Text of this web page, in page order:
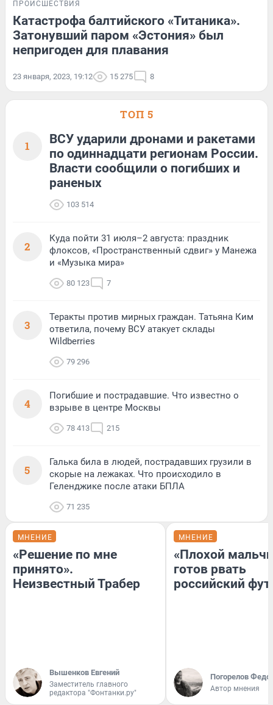
ПРОИСШЕСТВИЯ
Катастрофа балтийского «Титаника».
Затонувший паром «Эстония» был
непригоден для плавания
23 января, 2023, 19:12 15 275 8
ТОП 5
1
ВСУ ударили дронами и ракетами
по одиннадцати регионам России.
Власти сообщили о погибших и
раненых
103 514
2
Куда пойти 31 июля–2 августа: праздник
флоксов, «Пространственный сдвиг» у Манежа
и «Музыка мира»
80 123 7
3
Теракты против мирных граждан. Татьяна Ким
ответила, почему ВСУ атакует склады
Wildberries
79 296
4
Погибшие и пострадавшие. Что известно о
взрыве в центре Москвы
78 413 215
5
Галька била в людей, пострадавших грузили в
скорые на лежаках. Что происходило в
Геленджике после атаки БПЛА
71 235
МНЕНИЕ
«Решение по мне
принято».
Неизвестный Трабер
Вышенков Евгений
Заместитель главного
редактора "Фонтанки.ру"
МНЕНИЕ
«Плохой
готов рвать
российский
Погорелов
Автор мнения